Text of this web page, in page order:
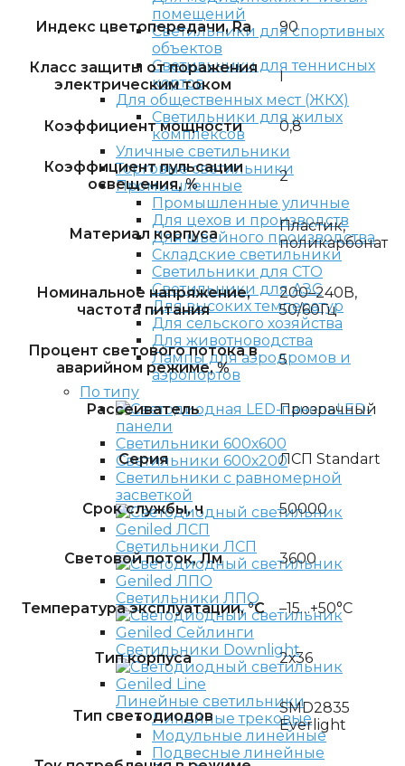
помещений
Светильники для спортивных
объектов
Светильники для теннисных
кортов
Для общественных мест (ЖКХ)
Светильники для жилых
комплексов
Уличные светильники
Торговые светильники
Промышленные
Промышленные уличные
Для цехов и производств
Для швейного производства
Складские светильники
Светильники для СТО
Светильники для АЗС
Для высоких температур
Для сельского хозяйства
Для животноводства
Лампы для аэродромов и
аэропортов
По типу
LED-
панели
Светильники 600х600
Светильники 600х200
Светильники с равномерной
засветкой
Светильники ЛСП
Светильники ЛПО
Светильники Downlight
Линейные светильники
Линейные трековые
Модульные линейные
Подвесные линейные
Индекс цветопередачи, Ra 90
Класс защиты от поражения
электрическим током
I
Коэффициент мощности 0,8
Коэффициент пульсации
освещения, %
2
Материал корпуса
Пластик,
поликарбонат
Номинальное напряжение,
частота питания
200–240В,
50/60Гц
Процент светового потока в
аварийном режиме, %
5
Рассеиватель Прозрачный
Серия ЛСП Standart
Срок службы, ч 50000
Световой поток, Лм 3600
Температура эксплуатации, °C –15…+50°C
Тип корпуса 2х36
Тип светодиодов
SMD2835
Everlight